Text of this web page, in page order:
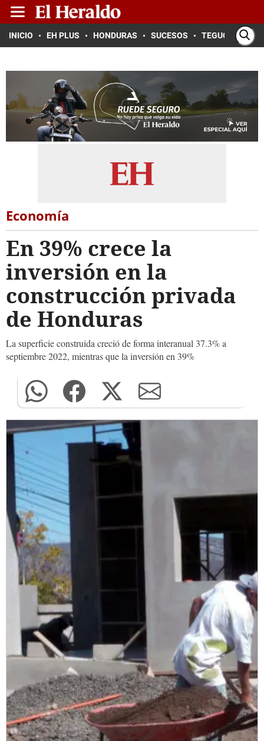
INICIO EH PLUS HONDURAS SUCESOS TEGUCIGALPA
Economía
En 39% crece la
inversión en la
construcción privada
de Honduras
La superficie construida creció de forma interanual 37.3% a
septiembre 2022, mientras que la inversión en 39%